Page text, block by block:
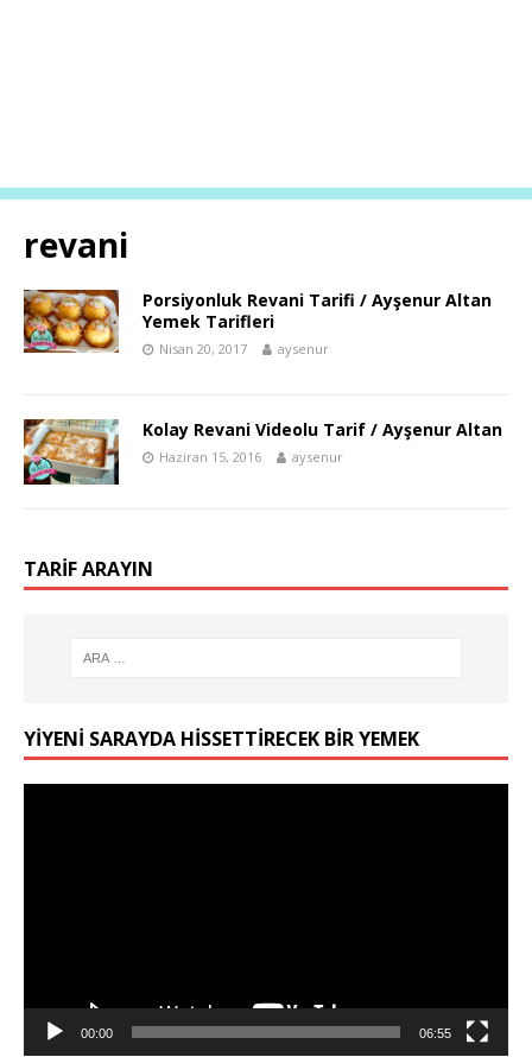
revani
Porsiyonluk Revani Tarifi / Ayşenur Altan
Yemek Tarifleri
Nisan 20, 2017 aysenur
Kolay Revani Videolu Tarif / Ayşenur Altan
Haziran 15, 2016 aysenur
TARIF ARAYIN
YIYENI SARAYDA HISSETTIRECEK BIR YEMEK
00:00 06:55